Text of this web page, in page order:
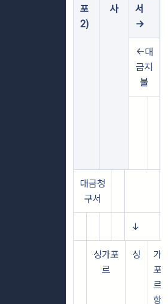
포
2)
사
서
→
←대
금지
불
대금청
구서
↓
싱가포
르
싱
가
포
르
항